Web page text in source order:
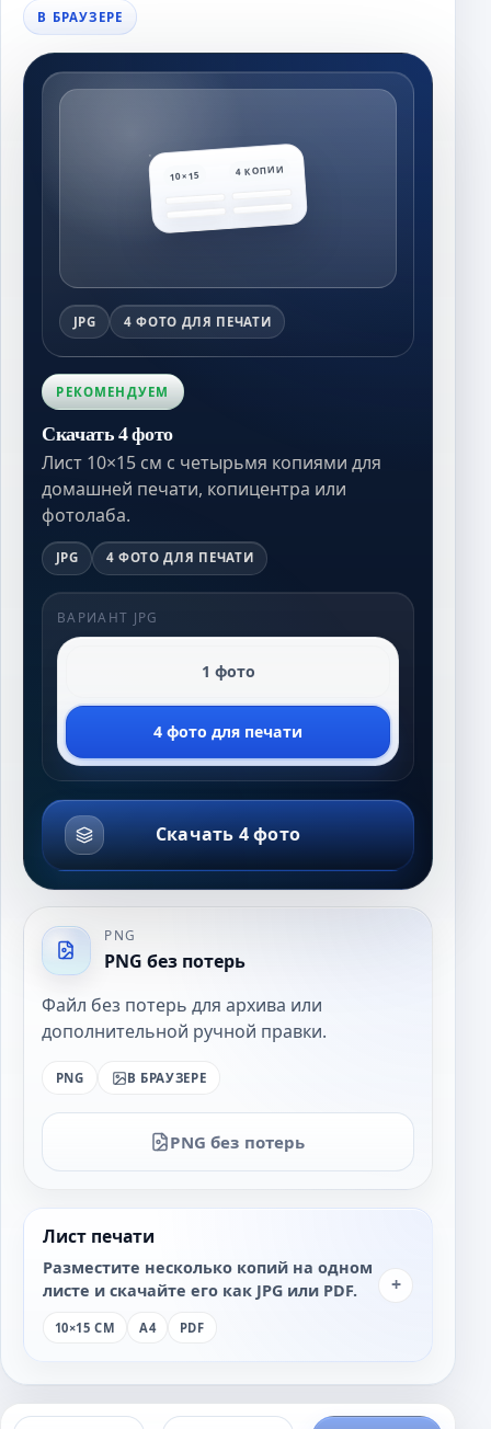
В БРАУЗЕРЕ
10×15 4 КОПИИ
JPG 4 ФОТО ДЛЯ ПЕЧАТИ
РЕКОМЕНДУЕМ
Скачать 4 фото
Лист 10×15 см с четырьмя копиями для
домашней печати, копицентра или
фотолаба.
JPG 4 ФОТО ДЛЯ ПЕЧАТИ
ВАРИАНТ JPG
1 фото
4 фото для печати
Скачать 4 фото
PNG
PNG без потерь
Файл без потерь для архива или
дополнительной ручной правки.
PNG В БРАУЗЕРЕ
PNG без потерь
Лист печати
Разместите несколько копий на одном
листе и скачайте его как JPG или PDF.
10×15 СМ A4 PDF
+